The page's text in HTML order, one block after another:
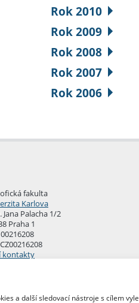
a další sledovací nástroje s cílem
Rok 2010
Rok 2009
Rok 2008
Rok 2007
Rok 2006
fakulta
Karlova
Jana Palacha 1/2
Praha 1
kontakty